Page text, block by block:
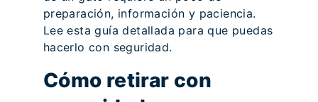
preparación, información y paciencia.
Lee esta guía detallada para que puedas
hacerlo con seguridad.
Cómo retirar con